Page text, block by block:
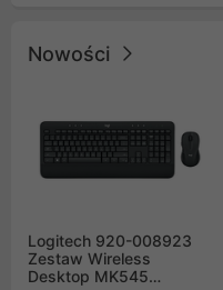
Nowości
Logitech 920-008923
Zestaw Wireless
Desktop MK545